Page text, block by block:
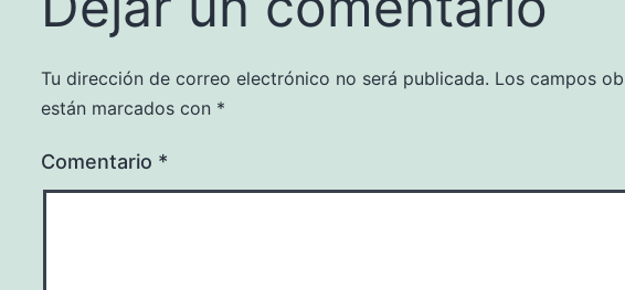
Tu dirección de correo electrónico no será publicada. Los campos
están marcados con *
Comentario *